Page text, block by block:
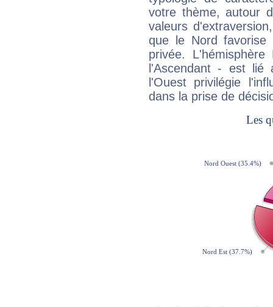
votre thème, autour
valeurs
que le Nord favorise
privée.
l'Ascendant - est
l'Ouest privilégie
dans la prise de